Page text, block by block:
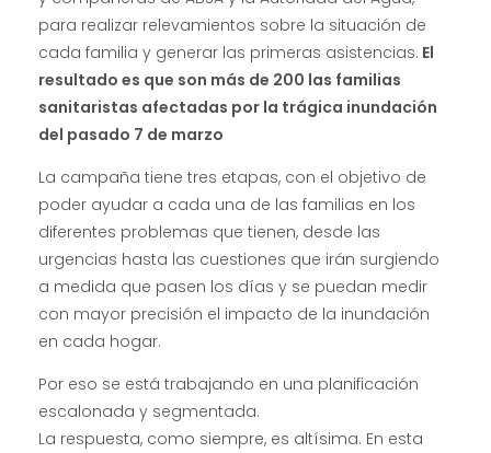
para realizar relevamientos sobre la situación de
cada familia y generar las primeras asistencias. El
resultado es que son más de 200 las familias
sanitaristas afectadas por la trágica inundación
del pasado 7 de marzo
La campaña tiene tres etapas, con el objetivo de
poder ayudar a cada una de las familias en los
diferentes problemas que tienen, desde las
urgencias hasta las cuestiones que irán surgiendo
a medida que pasen los días y se puedan medir
con mayor precisión el impacto de la inundación
en cada hogar.
Por eso se está trabajando en una planificación
escalonada y segmentada.
La respuesta, como siempre, es altísima. En esta